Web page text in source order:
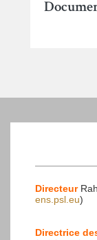
Directeur
ens.psl.eu)
Directrice